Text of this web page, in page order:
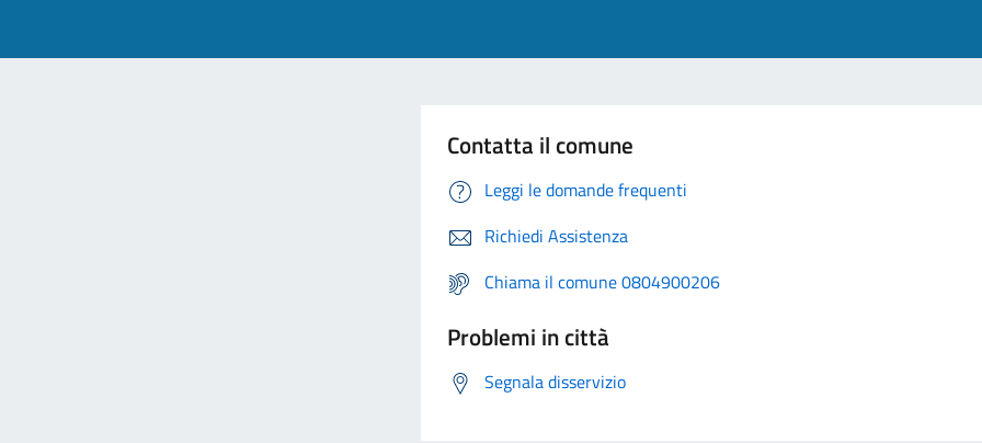
Contatta il comune
Leggi le domande frequenti
Richiedi Assistenza
Chiama il comune 0804900206
Problemi in città
Segnala disservizio